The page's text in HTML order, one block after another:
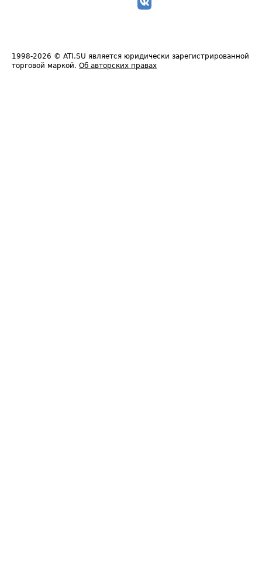
1998-2026 © ATI.SU является юридически зарегистрированной
торговой маркой. Об авторских правах